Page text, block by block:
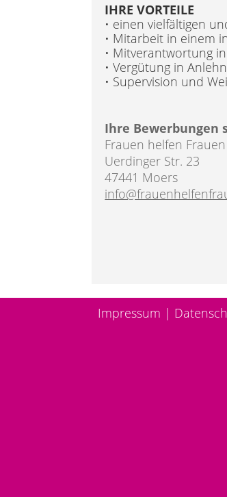
IHRE VORTEILE
• einen vielfältigen
• Mitarbeit in einem
• Mitverantwortung
• Vergütung in
• Supervision und
Ihre Bewerbungen
Frauen helfen
Uerdinger Str. 23
47441 Moers
Impressum |